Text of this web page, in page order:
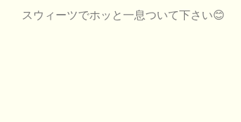
スウィーツでホッと一息ついて下さい😊